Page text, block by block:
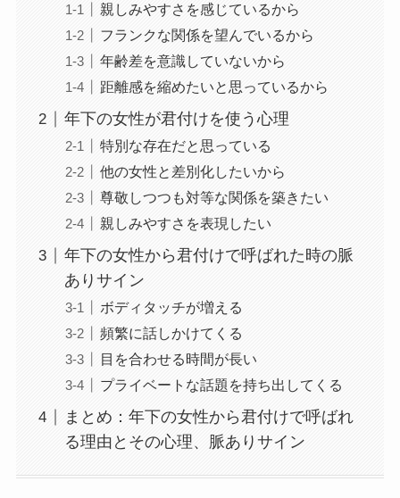
親しみやすさを感じているから
フランクな関係を望んでいるから
年齢差を意識していないから
距離感を縮めたいと思っているから
年下の女性が君付けを使う心理
特別な存在だと思っている
他の女性と差別化したいから
尊敬しつつも対等な関係を築きたい
親しみやすさを表現したい
年下の女性から君付けで呼ばれた時の脈
ありサイン
ボディタッチが増える
頻繁に話しかけてくる
目を合わせる時間が長い
プライベートな話題を持ち出してくる
まとめ：年下の女性から君付けで呼ばれ
る理由とその心理、脈ありサイン